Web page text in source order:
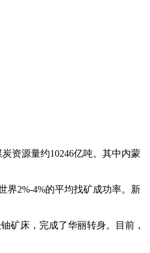
资源量约10246亿吨。其中内蒙
2%-4%的平均找矿成功率。新
矿床，完成了华丽转身。目前，